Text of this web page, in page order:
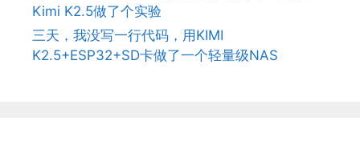
Kimi K2.5做了个实验
三天，我没写一行代码，用KIMI
K2.5+ESP32+SD卡做了一个轻量级NAS